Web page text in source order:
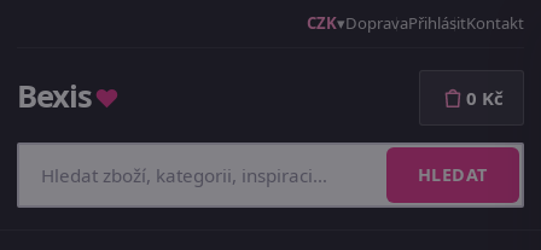
CZK DopravaPřihlásitKontakt
Bexis♥
HLEDAT
0 Kč